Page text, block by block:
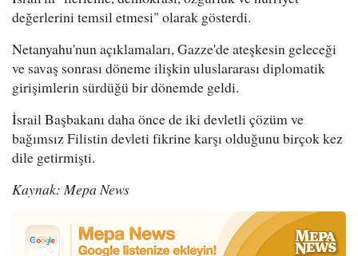
değerlerini temsil etmesi" olarak gösterdi.
Netanyahu'nun açıklamaları, Gazze'de ateşkesin geleceği
ve savaş sonrası döneme ilişkin uluslararası diplomatik
girişimlerin sürdüğü bir dönemde geldi.
İsrail Başbakanı daha önce de iki devletli çözüm ve
bağımsız Filistin devleti fikrine karşı olduğunu birçok kez
dile getirmişti.
Kaynak: Mepa News